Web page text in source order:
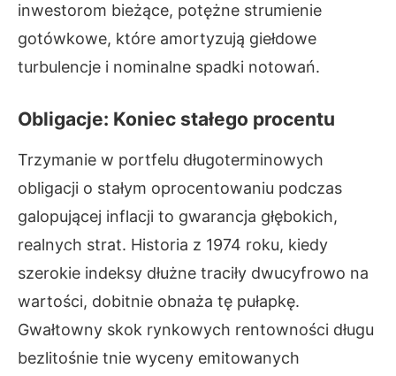
inwestorom bieżące, potężne strumienie
gotówkowe, które amortyzują giełdowe
turbulencje i nominalne spadki notowań.
Obligacje: Koniec stałego procentu
Trzymanie w portfelu długoterminowych
obligacji o stałym oprocentowaniu podczas
galopującej inflacji to gwarancja głębokich,
realnych strat. Historia z 1974 roku, kiedy
szerokie indeksy dłużne traciły dwucyfrowo na
wartości, dobitnie obnaża tę pułapkę.
Gwałtowny skok rynkowych rentowności długu
bezlitośnie tnie wyceny emitowanych